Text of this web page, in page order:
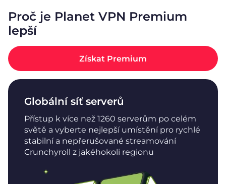
Proč je Planet VPN Premium
lepší
Získat Premium
Globální síť serverů
Přístup k více než 1260 serverům po celém
světě a vyberte nejlepší umístění pro rychlé
stabilní a nepřerušované streamování
Crunchyroll z jakéhokoli regionu